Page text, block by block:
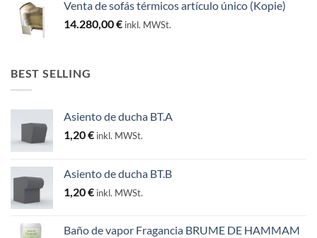
Venta de sofás térmicos artículo único (Kopie)
14.280,00€ inkl. MWSt.
BEST SELLING
Asiento de ducha BT.A
1,20€ inkl. MWSt.
Asiento de ducha BT.B
1,20€ inkl. MWSt.
Baño de vapor Fragancia BRUME DE HAMMAM